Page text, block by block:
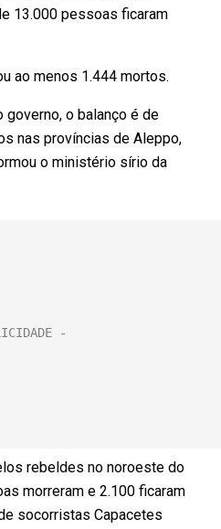
13.000 pessoas ficaram
ao menos 1.444 mortos.
governo, o balanço é de
nas províncias de Aleppo,
o ministério sírio da
rebeldes no noroeste do
morreram e 2.100 ficaram
socorristas Capacetes